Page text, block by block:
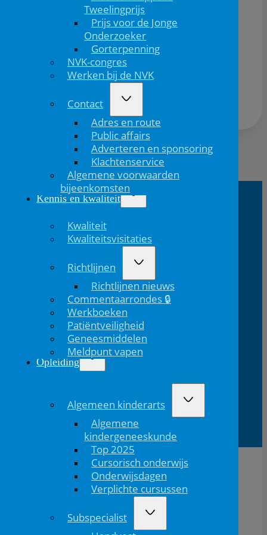
Tweelingprijs
Prijs voor de Jonge
Onderzoeker
Gorterpenning
NVK-congres
Werken bij de NVK
Contact
Adres en route
Public affairs
Adverteren en sponsoring
Klachtenservice
Algemene voorwaarden
bijeenkomsten
Kennis en kwaliteit
Kwaliteit
Kwaliteitsvisitaties
Richtlijnen
Richtlijnen nieuws
Commentaarrondes 🔒
Werkboeken
Patiëntveiligheid
Geneesmiddelen
Meldpunt vapen
Opleiding
Algemeen kinderarts
Algemene
kindergeneeskunde
Top 2025
Cursorisch onderwijs
Onderwijsdagen
Verplichte cursussen
Subspecialist
Deel dit bericht via:
T: 088 - 282 33
Bereikbaar: 8.30 - 17.00 uur
(werkdagen)
Bezoekadres
Mercatorlaan
1200
3528 BL
Utrecht
Volg ons